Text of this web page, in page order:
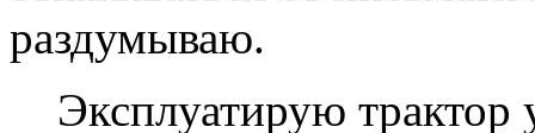
раздумываю.
Эксплуатирую трактор